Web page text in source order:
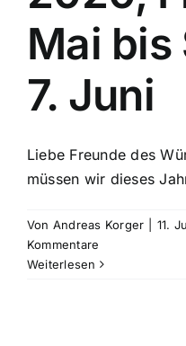
Mai bis
7. Juni
Liebe Freunde des
müssen wir dieses
Von Andreas Korger 11.
Kommentare
Weiterlesen